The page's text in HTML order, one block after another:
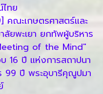
ทย
คณะเกษตรศาสตร์และ
ยพะเยา ยกทัพผู้บริหาร
of the Mind"
16 ปี แห่งการสถาปนา
99 ปี พระอุบารีคุณูปมา